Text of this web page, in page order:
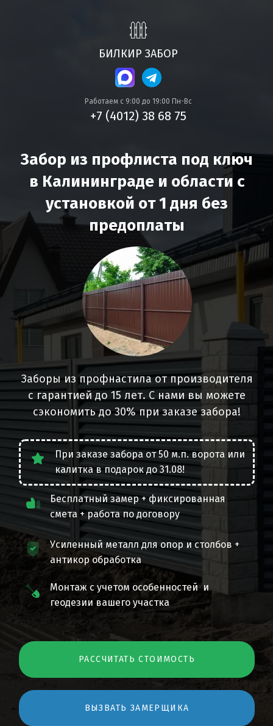
БИЛКИР ЗАБОР
Работаем с 9:00 до 19:00 Пн-Вс
+7 (4012) 38 68 75
Забор из профлиста под ключ
в Калининграде и области с
установкой от 1 дня без
предоплаты
Заборы из профнастила от производителя
с гарантией до 15 лет. С нами вы можете
сэкономить до 30% при заказе забора!
При заказе забора от 50 м.п. ворота или
калитка в подарок до 31.08!
Бесплатный замер + фиксированная
смета + работа по договору
Усиленный металл для опор и столбов +
антикор обработка
Монтаж с учетом особенностей и
геодезии вашего участка
РАССЧИТАТЬ СТОИМОСТЬ
ВЫЗВАТЬ ЗАМЕРЩИКА